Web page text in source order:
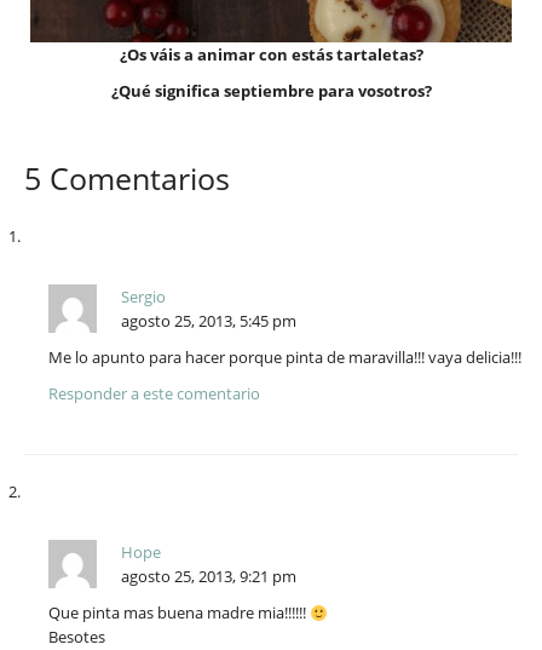
¿Os váis a animar con estás tartaletas?
¿Qué significa septiembre para vosotros?
5 Comentarios
Sergio
agosto 25, 2013, 5:45 pm
Me lo apunto para hacer porque pinta de maravilla!!! vaya delicia!!!
Responder a este comentario
Hope
agosto 25, 2013, 9:21 pm
Que pinta mas buena madre mia!!!!!!
Besotes